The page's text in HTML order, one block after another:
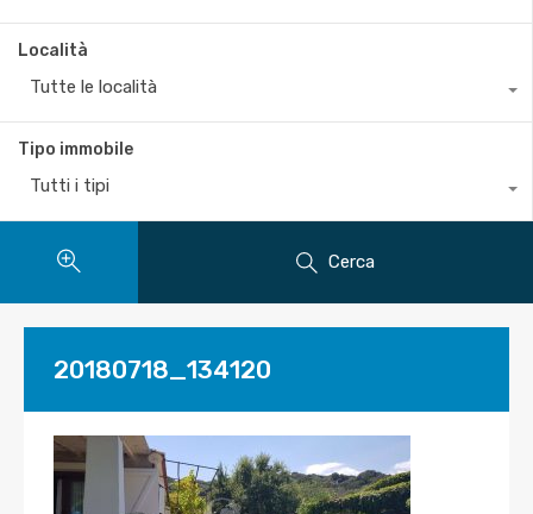
Località
Tutte le località
Tipo immobile
Tutti i tipi
Cerca
20180718_134120